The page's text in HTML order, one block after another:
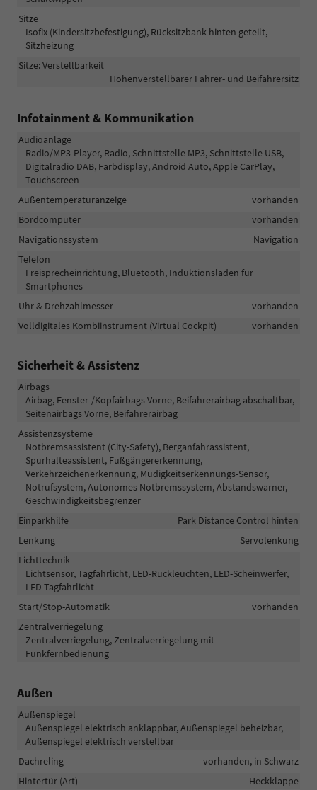
Sitze
Isofix (Kindersitzbefestigung), Rücksitzbank hinten geteilt,
Sitzheizung
Sitze: Verstellbarkeit
Höhenverstellbarer Fahrer- und Beifahrersitz
Infotainment & Kommunikation
Audioanlage
Radio/MP3-Player, Radio, Schnittstelle MP3, Schnittstelle USB,
Digitalradio DAB, Farbdisplay, Android Auto, Apple CarPlay,
Touchscreen
Außentemperaturanzeige
vorhanden
Bordcomputer
vorhanden
Navigationssystem
Navigation
Telefon
Freisprecheinrichtung, Bluetooth, Induktionsladen für
Smartphones
Uhr & Drehzahlmesser
vorhanden
Volldigitales Kombiinstrument (Virtual Cockpit)
vorhanden
Sicherheit & Assistenz
Airbags
Airbag, Fenster-/Kopfairbags Vorne, Beifahrerairbag abschaltbar,
Seitenairbags Vorne, Beifahrerairbag
Assistenzsysteme
Notbremsassistent (City-Safety), Berganfahrassistent,
Spurhalteassistent, Fußgängererkennung,
Verkehrzeichenerkennung, Müdigkeitserkennungs-Sensor,
Notrufsystem, Autonomes Notbremssystem, Abstandswarner,
Geschwindigkeitsbegrenzer
Einparkhilfe
Park Distance Control hinten
Lenkung
Servolenkung
Lichttechnik
Lichtsensor, Tagfahrlicht, LED-Rückleuchten, LED-Scheinwerfer,
LED-Tagfahrlicht
Start/Stop-Automatik
vorhanden
Zentralverriegelung
Zentralverriegelung, Zentralverriegelung mit
Funkfernbedienung
Außen
Außenspiegel
Außenspiegel elektrisch anklappbar, Außenspiegel beheizbar,
Außenspiegel elektrisch verstellbar
Dachreling
vorhanden, in Schwarz
Hintertür (Art)
Heckklappe